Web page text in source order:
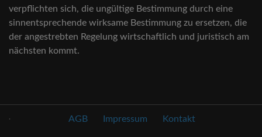
verpflichten sich, die ungültige Bestimmung durch eine
sinnentsprechende wirksame Bestimmung zu ersetzen, die
der angestrebten Regelung wirtschaftlich und juristisch am
nächsten kommt.
. AGB Impressum Kontakt